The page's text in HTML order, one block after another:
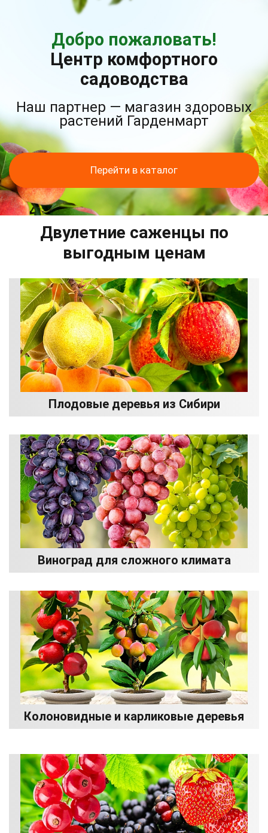
Добро пожаловать!
Центр комфортного
садоводства
Наш партнер — магазин здоровых
растений Гарденмарт
Перейти в каталог
Двулетние саженцы по
выгодным ценам
Плодовые деревья из Сибири
Виноград для сложного климата
Колоновидные и карликовые деревья